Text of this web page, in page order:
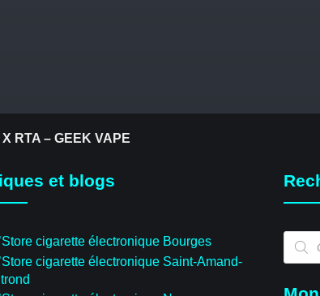
RTA – GEEK VAPE
et blogs
cigarette électronique Bourges
cigarette électronique Saint-Amand-